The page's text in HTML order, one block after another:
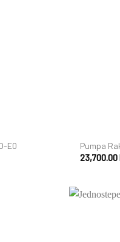
E0
Pumpa
23,700.00